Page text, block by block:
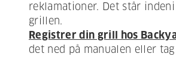
reklamationer. Det står
grillen.
Registrer din grill hos
det ned på manualen eller